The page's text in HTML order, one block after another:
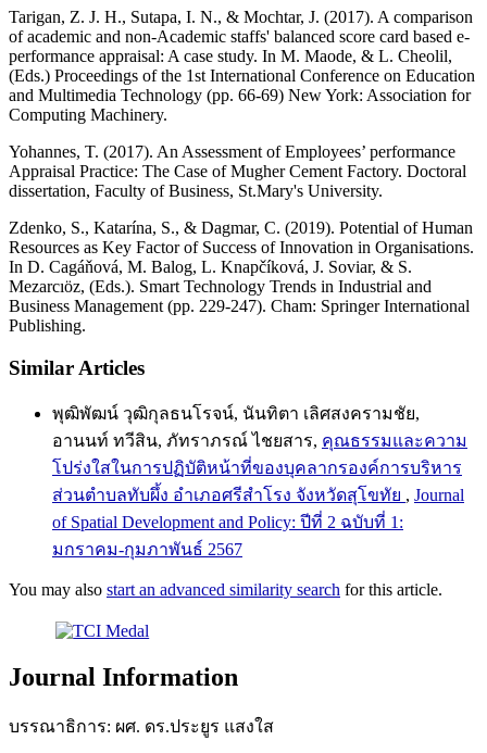
Tarigan, Z. J. H., Sutapa, I. N., & Mochtar, J. (2017). A comparison
of academic and non-Academic staffs' balanced score card based e-
performance appraisal: A case study. In M. Maode, & L. Cheolil,
(Eds.) Proceedings of the 1st International Conference on Education
and Multimedia Technology (pp. 66-69) New York: Association for
Computing Machinery.
Yohannes, T. (2017). An Assessment of Employees’ performance
Appraisal Practice: The Case of Mugher Cement Factory. Doctoral
dissertation, Faculty of Business, St.Mary's University.
Zdenko, S., Katarína, S., & Dagmar, C. (2019). Potential of Human
Resources as Key Factor of Success of Innovation in Organisations.
In D. Cagáňová, M. Balog, L. Knapčíková, J. Soviar, & S.
Mezarcıöz, (Eds.). Smart Technology Trends in Industrial and
Business Management (pp. 229-247). Cham: Springer International
Publishing.
Similar Articles
พุฒิพัฒน์ วุฒิกุลธนโรจน์, นันทิตา เลิศสงครามชัย,
อานนท์ ทวีสิน, ภัทราภรณ์ ไชยสาร, คุณธรรมและความ
โปร่งใสในการปฏิบัติหน้าที่ของบุคลากรองค์การบริหาร
ส่วนตำบลทับผึ้ง อำเภอศรีสำโรง จังหวัดสุโขทัย , Journal
of Spatial Development and Policy: ปีที่ 2 ฉบับที่ 1:
มกราคม-กุมภาพันธ์ 2567
You may also start an advanced similarity search for this article.
Journal Information
บรรณาธิการ: ผศ. ดร.ประยูร แสงใส